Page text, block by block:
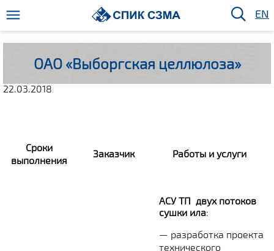
EN
ОАО «Выборгская целлюлоза»
22.03.2018
Сроки
выполнения
Заказчик Работы и услуги
АСУ ТП двух потоков
сушки ила:
— разработка проекта
технического